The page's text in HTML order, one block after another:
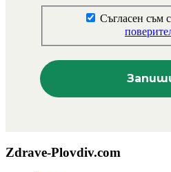
Съгласен съм с
Zdrave-Plovdiv.com